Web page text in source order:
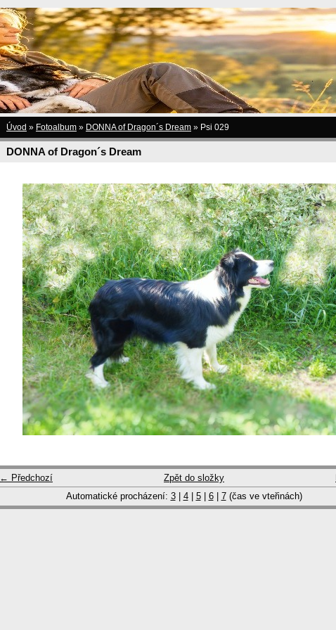
Úvod » Fotoalbum » DONNA of Dragon´s Dream » Psi 029
DONNA of Dragon´s Dream
← Předchozí
Zpět do složky
Automatické procházení: 3| 4| 5| 6| 7(čas ve vteřinách)